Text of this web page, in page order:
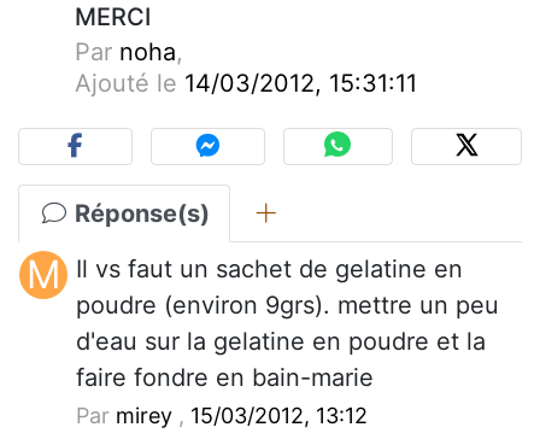
MERCI
Par noha,
Ajouté le 14/03/2012, 15:31:11
Réponse(s)
M Il vs faut un sachet de gelatine en
poudre (environ 9grs). mettre un peu
d'eau sur la gelatine en poudre et la
faire fondre en bain-marie
Par mirey , 15/03/2012, 13:12